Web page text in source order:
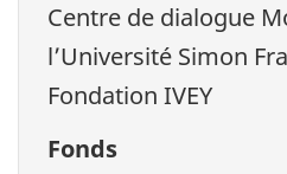
Centre de dialogue
l’Université Simon
Fondation IVEY
Fonds